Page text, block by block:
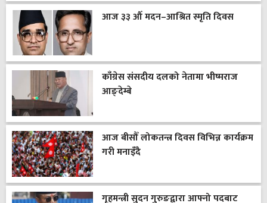
आज ३३ औँ मदन–आश्रित स्मृति दिवस
काँग्रेस संसदीय दलको नेतामा भीष्मराज
आङ्देम्बे
आज बीसौँ लोकतन्त्र दिवस विभिन्न कार्यक्रम
गरी मनाइँदै
गृहमन्त्री सुदन गुरुङद्वारा आफ्नो पदबाट